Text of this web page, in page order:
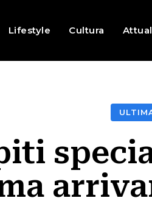
Lifestyle Cultura